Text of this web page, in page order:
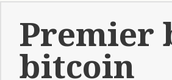
Premier
bitcoin